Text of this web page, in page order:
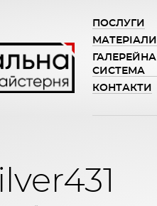
ПОСЛУГИ
МАТЕРІАЛИ
ГАЛЕРЕЙНА
СИСТЕМА
КОНТАКТИ